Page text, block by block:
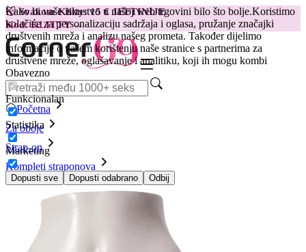
Kako bi vaše iskustvo u našoj web trgovini bilo što bolje.Koristimo
kolačiće za personalizaciju sadržaja i oglasa, pružanje značajki
društvenih mreža i analizu našeg prometa. Također dijelimo
informacije o vašem korištenju naše stranice s partnerima za
društvene mreže, oglašavanje i analitiku, koji ih mogu kombi
Obavezno
Funkcionalan
Statistika
Marketing
Dopusti sve Dopusti odabrano Odbij
😽Svakom Klitty: 15 € JEFTINIJE
Kod: KLITTY →
Početna
Za oboje
Strap-on
Kompleti straponova
Strap on pojas Lush, ljubičasti